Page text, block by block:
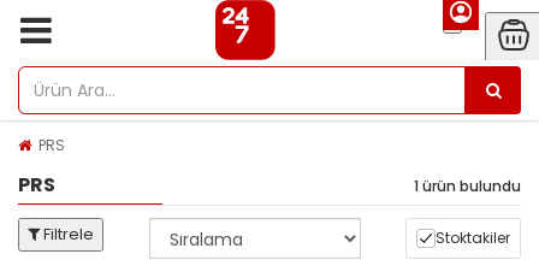
PRS
PRS 1 ürün bulundu
Filtrele Stoktakiler